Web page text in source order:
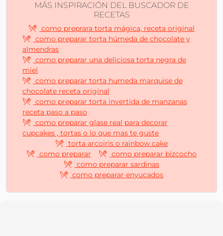
MÁS INSPIRACIÓN DEL BUSCADOR DE
RECETAS
como preprara torta mágica, receta original
como preparar torta húmeda de chocolate y
almendras
como preparar una deliciosa torta negra de
miel
como preparar torta humeda marquise de
chocolate receta original
como preparar torta invertida de manzanas
receta paso a paso
como preparar glase real para decorar
cupcakes , tortas o lo que mas te guste
torta arcoiris o rainbow cake
como preparar
como preparar bizcocho
como preparar sardinas
como preparar enyucados